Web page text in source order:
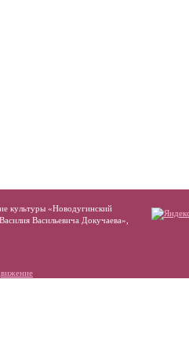
культуры «Новодугинский
Васильевича Докучаева»,